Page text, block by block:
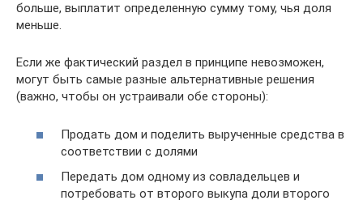
больше, выплатит определенную сумму тому, чья доля
меньше.
Если же фактический раздел в принципе невозможен,
могут быть самые разные альтернативные решения
(важно, чтобы он устраивали обе стороны):
Продать дом и поделить вырученные средства в
соответствии с долями
Передать дом одному из совладельцев и
потребовать от второго выкупа доли второго